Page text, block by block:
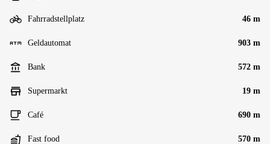
Fahrradstellplatz 46 m
Geldautomat 903 m
Bank 572 m
Supermarkt 19 m
Café 690 m
Fast food 570 m